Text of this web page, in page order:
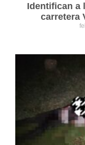
Identifican a
carretera